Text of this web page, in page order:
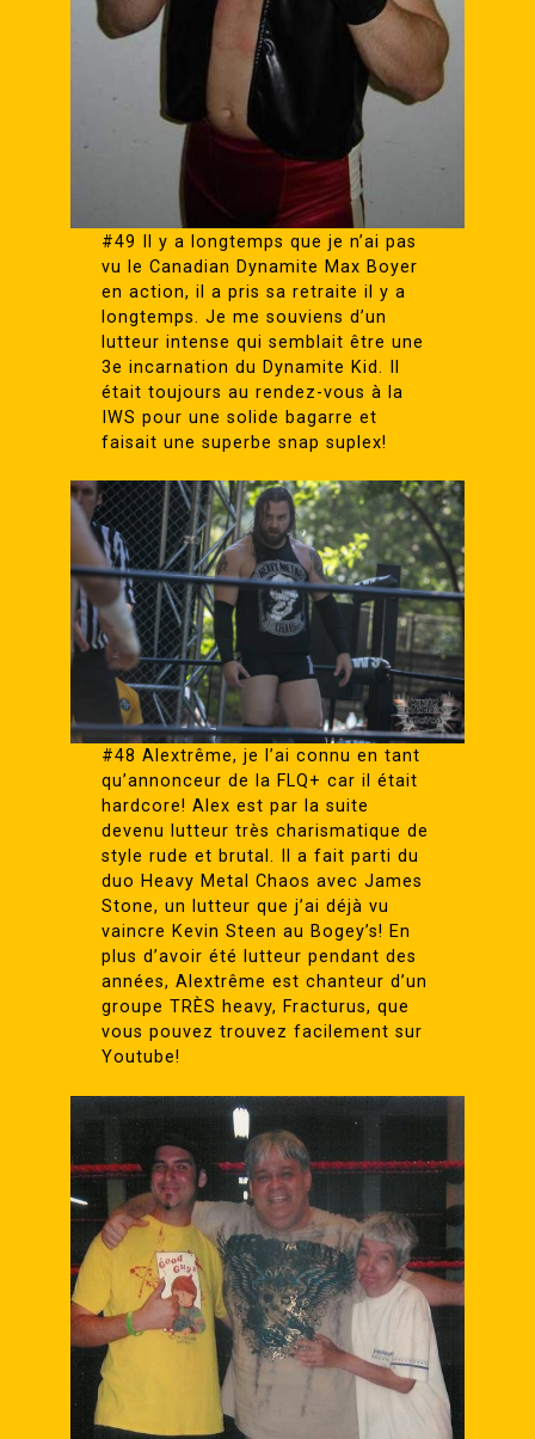
#49 Il y a longtemps que je n’ai pas
vu le Canadian Dynamite Max Boyer
en action, il a pris sa retraite il y a
longtemps. Je me souviens d’un
lutteur intense qui semblait être une
3e incarnation du Dynamite Kid. Il
était toujours au rendez-vous à la
IWS pour une solide bagarre et
faisait une superbe snap suplex!
#48 Alextrême, je l’ai connu en tant
qu’annonceur de la FLQ+ car il était
hardcore! Alex est par la suite
devenu lutteur très charismatique de
style rude et brutal. Il a fait parti du
duo Heavy Metal Chaos avec James
Stone, un lutteur que j’ai déjà vu
vaincre Kevin Steen au Bogey’s! En
plus d’avoir été lutteur pendant des
années, Alextrême est chanteur d’un
groupe TRÈS heavy, Fracturus, que
vous pouvez trouvez facilement sur
Youtube!